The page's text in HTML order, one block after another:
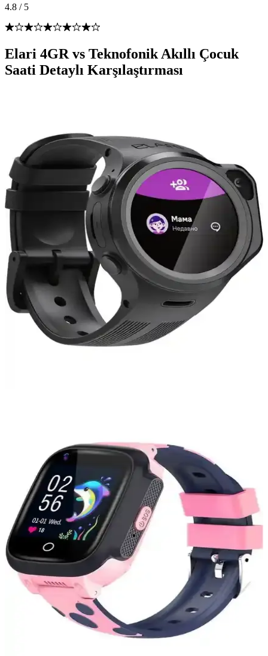
4.8 / 5
Elari 4GR vs Teknofonik Akıllı Çocuk
Saati Detaylı Karşılaştırması